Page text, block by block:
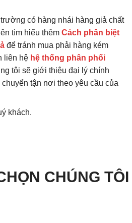
có hàng nhái hàng giả chất
tìm hiểu thêm Cách phân biệt
để tránh mua phải hàng kém
liên hệ hệ thống phân phối
tôi sẽ giới thiệu đại lý chính
tận nơi theo yêu cầu của
khách.
CHÚNG TÔI